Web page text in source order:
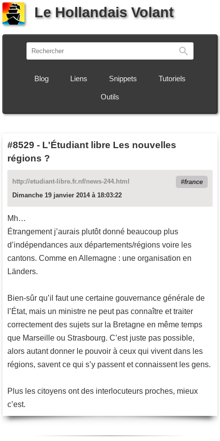
Le Hollandais Volant
Blog Liens Snippets Tutoriels
Outils
#8529 - L'Étudiant libre Les nouvelles
régions ?
http://etudiant-libre.fr.nf/news-244.html
france
Dimanche 19 janvier 2014 à 18:03:22
Mh…
Étrangement j’aurais plutôt donné beaucoup plus
d’indépendances aux départements/régions voire les
cantons. Comme en Allemagne : une organisation en
Länders.
Bien-sûr qu’il faut une certaine gouvernance générale de
l’État, mais un ministre ne peut pas connaître et traiter
correctement des sujets sur la Bretagne en même temps
que Marseille ou Strasbourg. C’est juste pas possible,
alors autant donner le pouvoir à ceux qui vivent dans les
régions, savent ce qui s’y passent et connaissent les gens.
Plus les citoyens ont des interlocuteurs proches, mieux
c’est.